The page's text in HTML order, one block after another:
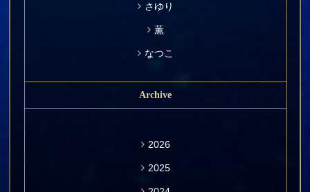
さゆり
薫
なつこ
Archive
2026
2025